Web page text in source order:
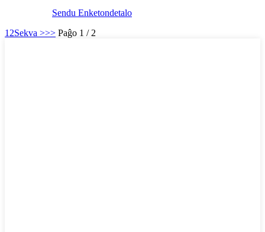
Sendu Enketondetalo
12Sekva >>> Paĝo 1 / 2